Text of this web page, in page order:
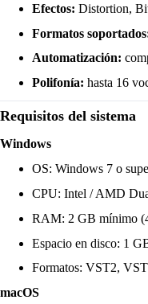
Efectos: Distortion,
Formatos
Automatización:
Polifonía: hasta 16
Requisitos del sistema
Windows
OS: Windows 7 o
CPU: Intel / AMD
RAM: 2 GB mínimo
Espacio en disco: 1
Formatos: VST2,
macOS